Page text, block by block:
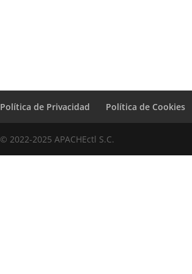
Política de Privacidad Política de Cookies
© 2022-2025 APACHEctl S.C.